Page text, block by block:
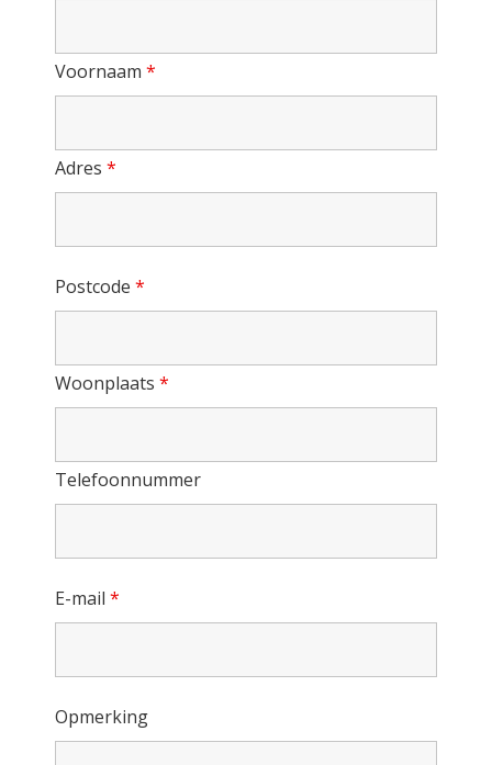
Voornaam *
Adres *
Postcode *
Woonplaats *
Telefoonnummer
E-mail *
Opmerking